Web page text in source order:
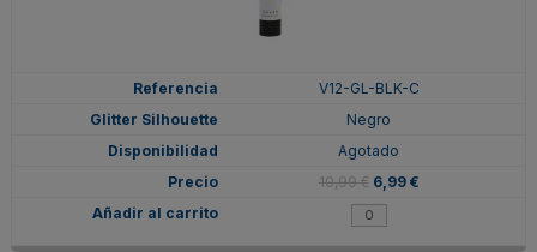
V12-GL-BLK-C
Negro
Agotado
10,99 € 6,99 €